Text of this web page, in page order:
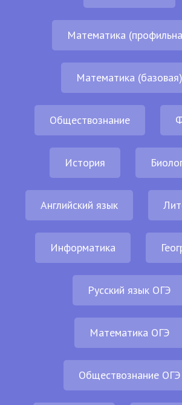
Математика
Математика (базовая)
Обществознание
История
Английский язык
Информатика
Русский язык ОГЭ
Математика ОГЭ
Обществознание ОГЭ